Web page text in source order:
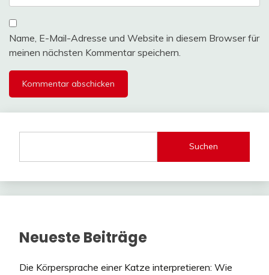
Name, E-Mail-Adresse und Website in diesem Browser für
meinen nächsten Kommentar speichern.
Suchen
Neueste Beiträge
Die Körpersprache einer Katze interpretieren: Wie